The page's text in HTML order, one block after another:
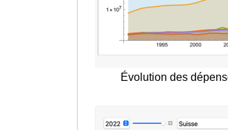
Évolution des